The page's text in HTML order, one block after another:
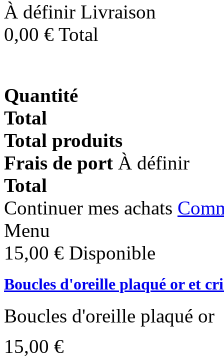
À définir Livraison
0,00 € Total
Quantité
Total
Total produits
Frais de port À définir
Total
Continuer mes achats
Menu
15,00 € Disponible
Boucles d'oreille plaqué or et
Boucles d'oreille plaqué or
15,00 €